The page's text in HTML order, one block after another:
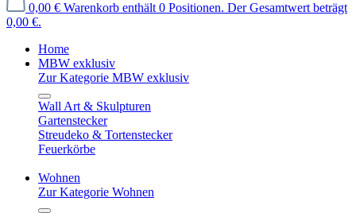
0,00 € Warenkorb enthält 0 Positionen. Der Gesamtwert beträgt
0,00 €.
Home
MBW exklusiv
Zur Kategorie MBW exklusiv
Wall Art & Skulpturen
Gartenstecker
Streudeko & Tortenstecker
Feuerkörbe
Wohnen
Zur Kategorie Wohnen